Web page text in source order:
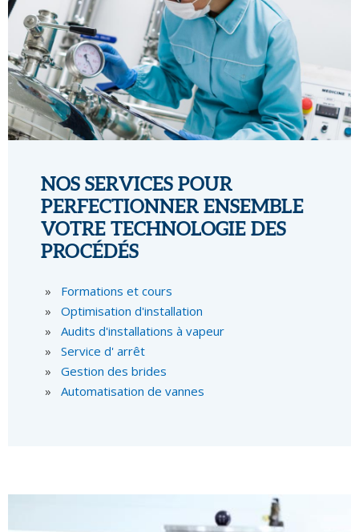
NOS SERVICES POUR
PERFECTIONNER ENSEMBLE
VOTRE TECHNOLOGIE DES
PROCÉDÉS
Formations et cours
Optimisation d'installation
Audits d'installations à vapeur
Service d' arrêt
Gestion des brides
Automatisation de vannes